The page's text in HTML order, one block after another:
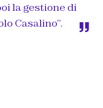
la gestione di
Casalino”.